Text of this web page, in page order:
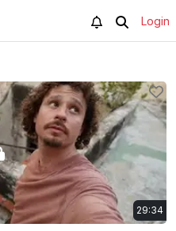
Login
29:34